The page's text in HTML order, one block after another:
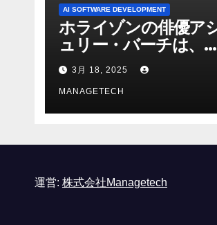
AI SOFTWARE DEVELOPMENT
ホライゾンの俳優ア
ュリー・バーチは、ソ
ニーのAIアロイのビデ
オを見て「ゲームパフ
ォーマンスという芸術
形式に不安を感じた
3月 18, 2025
MANAGETECH
運営: 株式会社Managetech